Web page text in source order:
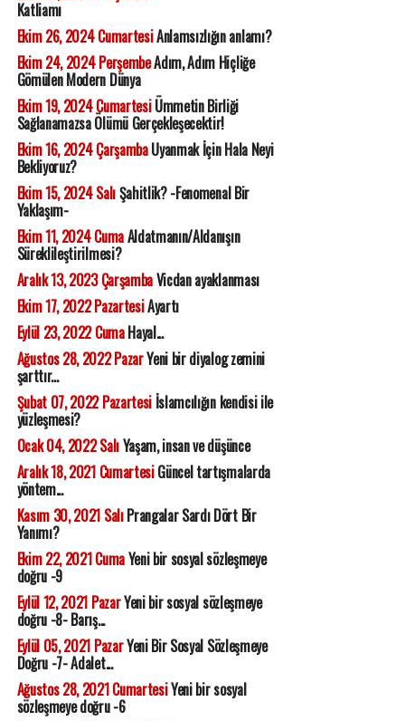
Katliamı
Ekim 26, 2024 CumartesiAnlamsızlığın anlamı?
Ekim 24, 2024 PerşembeAdım, Adım Hiçliğe
Gömülen Modern Dünya
Ekim 19, 2024 CumartesiÜmmetin Birliği
Sağlanamazsa Ölümü Gerçekleşecektir!
Ekim 16, 2024 ÇarşambaUyanmak İçin Hala Neyi
Bekliyoruz?
Ekim 15, 2024 SalıŞahitlik? -Fenomenal Bir
Yaklaşım-
Ekim 11, 2024 CumaAldatmanın/Aldanışın
Süreklileştirilmesi?
Aralık 13, 2023 ÇarşambaVicdan ayaklanması
Ekim 17, 2022 PazartesiAyartı
Eylül 23, 2022 CumaHayal...
Ağustos 28, 2022 PazarYeni bir diyalog zemini
şarttır...
Şubat 07, 2022 Pazartesiİslamcılığın kendisi ile
yüzleşmesi?
Ocak 04, 2022 SalıYaşam, insan ve düşünce
Aralık 18, 2021 CumartesiGüncel tartışmalarda
yöntem...
Kasım 30, 2021 SalıPrangalar Sardı Dört Bir
Yanımı?
Ekim 22, 2021 CumaYeni bir sosyal sözleşmeye
doğru -9
Eylül 12, 2021 PazarYeni bir sosyal sözleşmeye
doğru -8- Barış...
Eylül 05, 2021 PazarYeni Bir Sosyal Sözleşmeye
Doğru -7- Adalet...
Ağustos 28, 2021 CumartesiYeni bir sosyal
sözleşmeye doğru -6